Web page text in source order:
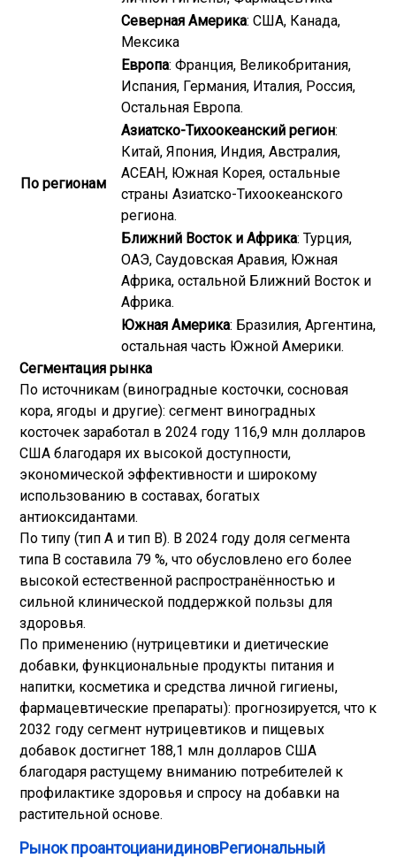
По регионам
Северная Америка: США, Канада,
Мексика
Европа: Франция, Великобритания,
Испания, Германия, Италия, Россия,
Остальная Европа.
Азиатско-Тихоокеанский регион:
Китай, Япония, Индия, Австралия,
АСЕАН, Южная Корея, остальные
страны Азиатско-Тихоокеанского
региона.
Ближний Восток и Африка: Турция,
ОАЭ, Саудовская Аравия, Южная
Африка, остальной Ближний Восток и
Африка.
Южная Америка: Бразилия, Аргентина,
остальная часть Южной Америки.
Сегментация рынка
По источникам (виноградные косточки, сосновая
кора, ягоды и другие): сегмент виноградных
косточек заработал в 2024 году 116,9 млн долларов
США благодаря их высокой доступности,
экономической эффективности и широкому
использованию в составах, богатых
антиоксидантами.
По типу (тип A и тип B). В 2024 году доля сегмента
типа B составила 79 %, что обусловлено его более
высокой естественной распространённостью и
сильной клинической поддержкой пользы для
здоровья.
По применению (нутрицевтики и диетические
добавки, функциональные продукты питания и
напитки, косметика и средства личной гигиены,
фармацевтические препараты): прогнозируется, что к
2032 году сегмент нутрицевтиков и пищевых
добавок достигнет 188,1 млн долларов США
благодаря растущему вниманию потребителей к
профилактике здоровья и спросу на добавки на
растительной основе.
Рынок проантоцианидиновРегиональный